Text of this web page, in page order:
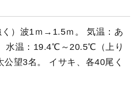
く）波1ｍ→1.5ｍ。 気温：あ
水温：19.4℃～20.5℃（上り
公望3名。 イサキ、各40尾く